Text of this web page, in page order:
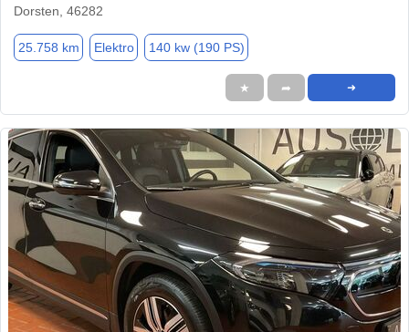
Dorsten, 46282
25.758 km Elektro 140 kw (190 PS)
★ ➦ ➜